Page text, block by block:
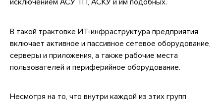
исключением АСУ ТП, АСКУ и им подобных.
В такой трактовке ИТ-инфраструктура предприятия
включает активное и пассивное сетевое оборудование,
серверы и приложения, а также рабочие места
пользователей и периферийное оборудование.
Несмотря на то, что внутри каждой из этих групп